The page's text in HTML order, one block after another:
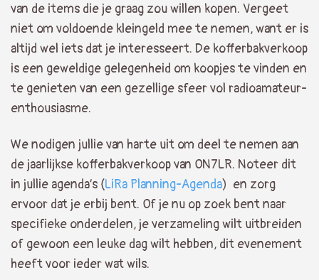
van de items die je graag zou willen kopen. Vergeet
niet om voldoende kleingeld mee te nemen, want er is
altijd wel iets dat je interesseert. De kofferbakverkoop
is een geweldige gelegenheid om koopjes te vinden en
te genieten van een gezellige sfeer vol radioamateur-
enthousiasme.
We nodigen jullie van harte uit om deel te nemen aan
de jaarlijkse kofferbakverkoop van ON7LR. Noteer dit
in jullie agenda’s (LiRa Planning-Agenda) en zorg
ervoor dat je erbij bent. Of je nu op zoek bent naar
specifieke onderdelen, je verzameling wilt uitbreiden
of gewoon een leuke dag wilt hebben, dit evenement
heeft voor ieder wat wils.